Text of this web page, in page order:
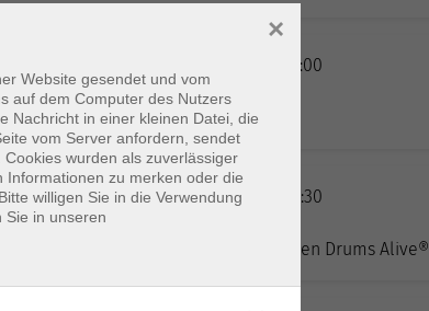
Sa. 03.07.2027 09:00
HYBRIDKURS
Lehrteam Scí
Sa. 07.08.2027 09:30
MastertrainerInnen Drums Alive®
Website gesendet und vom
auf dem Computer des Nutzers
Nachricht in einer kleinen Datei, die
vom Server anfordern, sendet
wurden als zuverlässiger
Informationen zu merken oder die
willigen Sie in die Verwendung
Sie in unseren
×